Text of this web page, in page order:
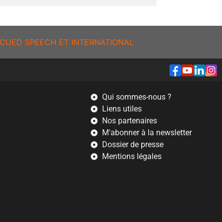
CUED SPEECH ET INTERNATIONAL
Qui sommes-nous ?
Liens utiles
Nos partenaires
M'abonner à la newsletter
Dossier de presse
Mentions légales